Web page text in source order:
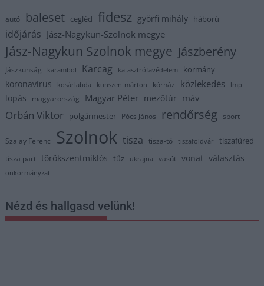
autó baleset cegléd fidesz györfi mihály háború
időjárás Jász-Nagykun-Szolnok megye
Jász-Nagykun Szolnok megye Jászberény
Jászkunság karambol Karcag katasztrófavédelem kormány
koronavírus kosárlabda kunszentmárton kórház közlekedés lmp
lopás magyarország Magyar Péter mezőtúr máv
Orbán Viktor polgármester Pócs János rendőrség sport
Szalay Ferenc Szolnok tisza tisza-tó tiszaföldvár tiszafüred
tisza part törökszentmiklós tűz ukrajna vasút vonat választás
önkormányzat
Nézd és hallgasd velünk!